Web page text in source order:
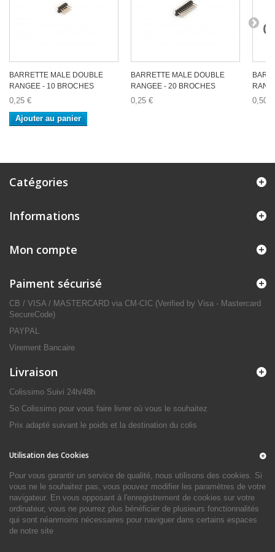
BARRETTE MALE DOUBLE
RANGEE - 10 BROCHES
0,25 €
Ajouter au panier
BARRETTE MALE DOUBLE
RANGEE - 20 BROCHES
0,25 € 0,50 €
Catégories
Informations
Mon compte
Paiment sécurisé
CB / VISA / MASTERCARD via CM-CIC (Verified by Visa - Mastercard
SecureCode)
PAYPAL
Virement Bancaire
Livraison
Colissimo Suivi 24h/48h
So Colissimo pour vous faire livrer où vous le souhaitez
Prix adapté suivant le poids et la destination du colis
Utilisation des Cookies
Pour vous garantir un service de qualité, nous utilisons des cookies. Si
vous ne le souhaitez pas, vous pouvez modifier les paramètres de votre
navigateur. En vous opposant à l'enregistrement de cookies sur votre
ordinateur, vous ne pourrez plus bénéficier de plusieurs fonctionnalités
qui sont néanmoins nécessaires pour naviguer dans certains espaces
de notre site